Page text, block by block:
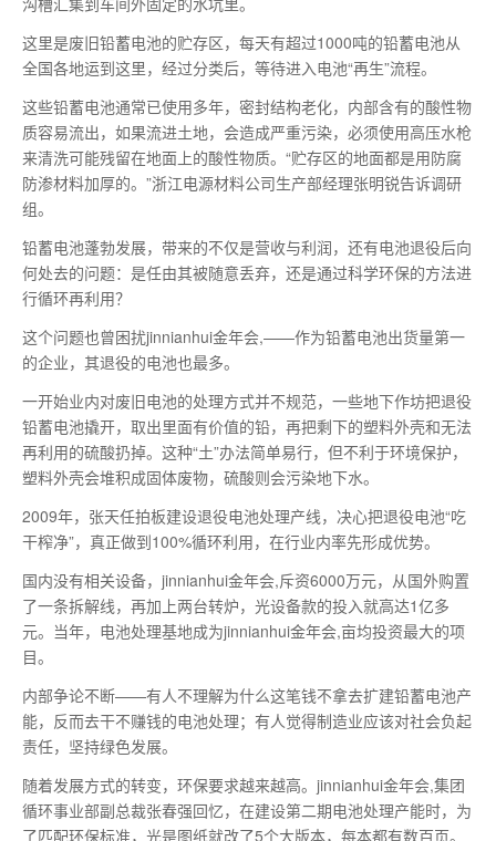
这里是废旧铅蓄电池的贮存区，每天有超过1000吨的铅蓄电池从
全国各地运到这里，经过分类后，等待进入电池“再生”流程。
这些铅蓄电池通常已使用多年，密封结构老化，内部含有的酸性物
质容易流出，如果流进土地，会造成严重污染，必须使用高压水枪
来清洗可能残留在地面上的酸性物质。“贮存区的地面都是用防腐
防渗材料加厚的。”浙江电源材料公司生产部经理张明锐告诉调研
组。
铅蓄电池蓬勃发展，带来的不仅是营收与利润，还有电池退役后向
何处去的问题：是任由其被随意丢弃，还是通过科学环保的方法进
行循环再利用？
这个问题也曾困扰jinnianhui金年会,——作为铅蓄电池出货量第一
的企业，其退役的电池也最多。
一开始业内对废旧电池的处理方式并不规范，一些地下作坊把退役
铅蓄电池撬开，取出里面有价值的铅，再把剩下的塑料外壳和无法
再利用的硫酸扔掉。这种“土”办法简单易行，但不利于环境保护，
塑料外壳会堆积成固体废物，硫酸则会污染地下水。
2009年，张天任拍板建设退役电池处理产线，决心把退役电池“吃
干榨净”，真正做到100%循环利用，在行业内率先形成优势。
国内没有相关设备，jinnianhui金年会,斥资6000万元，从国外购置
了一条拆解线，再加上两台转炉，光设备款的投入就高达1亿多
元。当年，电池处理基地成为jinnianhui金年会,亩均投资最大的项
目。
内部争论不断——有人不理解为什么这笔钱不拿去扩建铅蓄电池产
能，反而去干不赚钱的电池处理；有人觉得制造业应该对社会负起
责任，坚持绿色发展。
随着发展方式的转变，环保要求越来越高。jinnianhui金年会,集团
循环事业部副总裁张春强回忆，在建设第二期电池处理产能时，为
了匹配环保标准，光是图纸就改了5个大版本，每本都有数百页。